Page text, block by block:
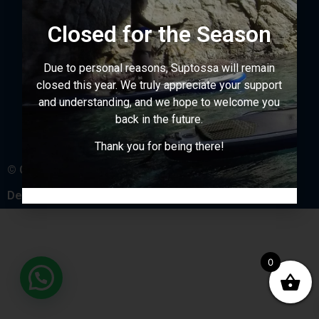
© Copyright SUPTossa 2026
Design by
0
Closed for the Season
Due to personal reasons, Suptossa will remain
closed this year. We truly appreciate your support
and understanding, and we hope to welcome you
back in the future.
Thank you for being there!